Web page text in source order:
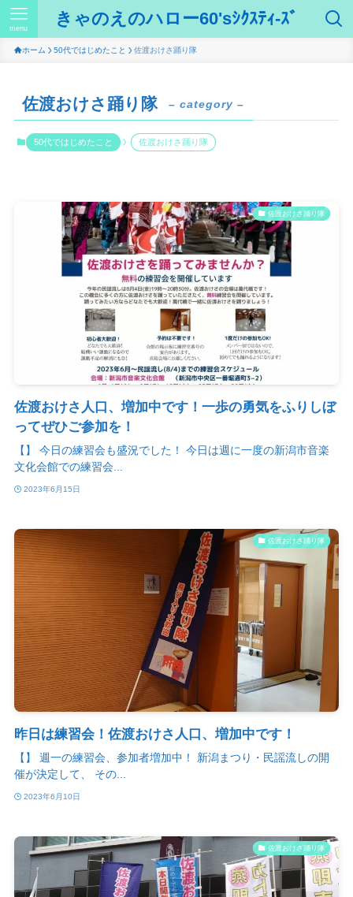
きゃのえのハロー60'sｼｸｽﾃｨ-ｽﾞ
menu
ホーム 50代ではじめたこと 佐渡おけさ踊り隊
佐渡おけさ踊り隊 – category –
50代ではじめたこと 佐渡おけさ踊り隊
佐渡おけさ踊り隊
佐渡おけさ人口、増加中です！一歩の勇気をふりしぼ
ってぜひご参加を！
【】 今日の練習会も盛況でした！ 今日は週に一度の新潟市音楽
文化会館での練習会...
2023年6月15日
佐渡おけさ踊り隊
昨日は練習会！佐渡おけさ人口、増加中です！
【】 週一の練習会、参加者増加中！ 新潟まつり・民謡流しの開
催が決定して、 その...
2023年6月10日
佐渡おけさ踊り隊